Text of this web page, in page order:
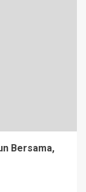
Bersama,